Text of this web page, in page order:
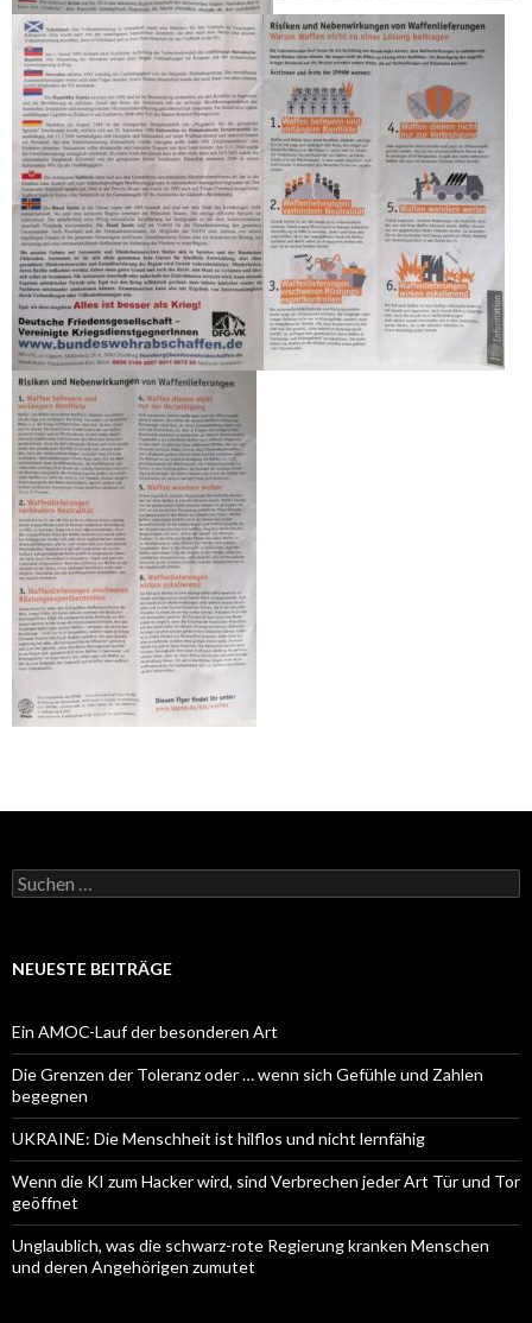
Suchen
nach:
NEUESTE BEITRÄGE
Ein AMOC-Lauf der besonderen Art
Die Grenzen der Toleranz oder … wenn sich Gefühle und Zahlen
begegnen
UKRAINE: Die Menschheit ist hilflos und nicht lernfähig
Wenn die KI zum Hacker wird, sind Verbrechen jeder Art Tür und Tor
geöffnet
Unglaublich, was die schwarz-rote Regierung kranken Menschen
und deren Angehörigen zumutet